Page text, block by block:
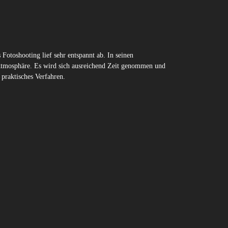
lief sehr entspannt ab. In seinen
Es wird sich ausreichend Zeit genommen und
Verfahren.